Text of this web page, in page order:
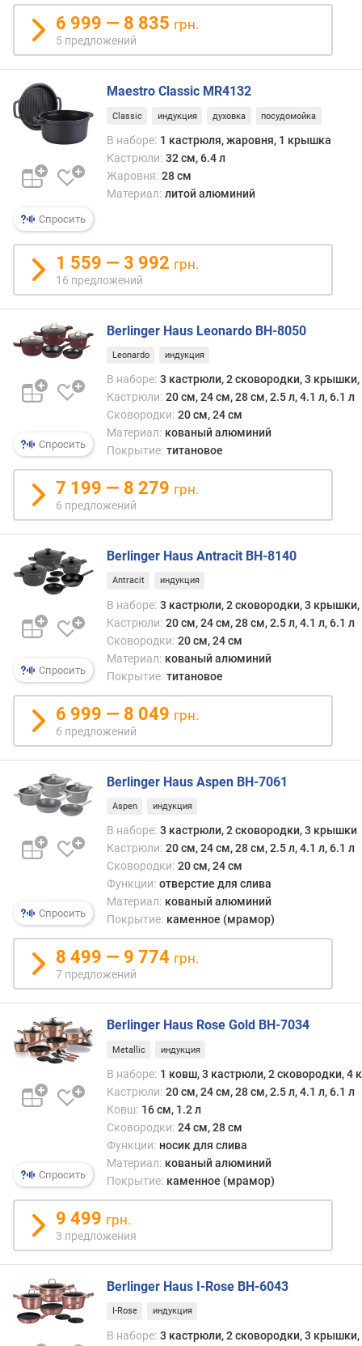
н
о
в
н
ы
е
р
ы
к
и
к
р
ы
ш
к
и
д
л
х
р
е
я
у
н
и
в
р
с
л
ь
н
ы
е
м
ы
е
к
и
т
о
л
щ
и
н
д
н
м
т
л
и
н
6 999 — 8 835 грн.
5 предложений
Спросить
Maestro Classic MR4132
Classic индукция духовка посудомойка
В наборе: 1 кастрюля, жаровня, 1 крышка
Кастрюли: 32 см, 6.4 л
Жаровня: 28 см
Материал: литой алюминий
1 559 — 3 992 грн.
16 предложений
Спросить
Berlinger Haus Leonardo BH-8050
Leonardo индукция
В наборе: 3 кастрюли, 2 сковородки, 3
Кастрюли: 20 см, 24 см, 28 см, 2.5 л, 4.1 л, 6.1 л
Сковородки: 20 см, 24 см
Материал: кованый алюминий
Покрытие: титановое
7 199 — 8 279 грн.
6 предложений
Спросить
Berlinger Haus Antracit BH-8140
Antracit индукция
В наборе: 3 кастрюли, 2 сковородки, 3
Кастрюли: 20 см, 24 см, 28 см, 2.5 л, 4.1 л, 6.1 л
Сковородки: 20 см, 24 см
Материал: кованый алюминий
Покрытие: титановое
6 999 — 8 049 грн.
6 предложений
Спросить
Berlinger Haus Aspen BH-7061
Aspen индукция
В наборе: 3 кастрюли, 2 сковородки, 3 крышки
Кастрюли: 20 см, 24 см, 28 см, 2.5 л, 4.1 л, 6.1 л
Сковородки: 20 см, 24 см
Функции: отверстие для слива
Материал: кованый алюминий
Покрытие: каменное (мрамор)
8 499 — 9 774 грн.
7 предложений
Спросить
Berlinger Haus Rose Gold BH-7034
Metallic индукция
В наборе: 1 ковш, 3 кастрюли, 2 сковородки,
Кастрюли: 20 см, 24 см, 28 см, 2.5 л, 4.1 л, 6.1 л
Ковш: 16 см, 1.2 л
Сковородки: 24 см, 28 см
Функции: носик для слива
Материал: кованый алюминий
Покрытие: каменное (мрамор)
9 499 грн.
3 предложения
Berlinger Haus I-Rose BH-6043
I-Rose индукция
В наборе: 3 кастрюли, 2 сковородки, 3